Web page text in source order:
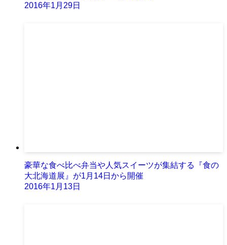
2016年1月29日
豪華な食べ比べ弁当や人気スイーツが集結する『食の
大北海道展』が1月14日から開催
2016年1月13日